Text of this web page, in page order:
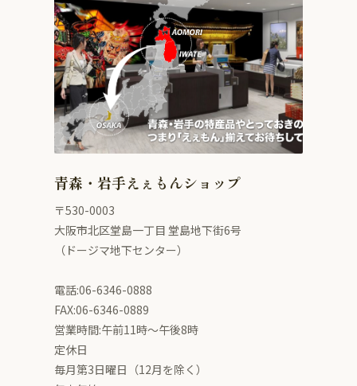
青森・岩手えぇもんショップ
〒530-0003
大阪市北区堂島一丁目 堂島地下街6号
（ドージマ地下センター）
電話:06-6346-0888
FAX:06-6346-0889
営業時間:午前11時～午後8時
定休日
毎月第3日曜日（12月を除く）